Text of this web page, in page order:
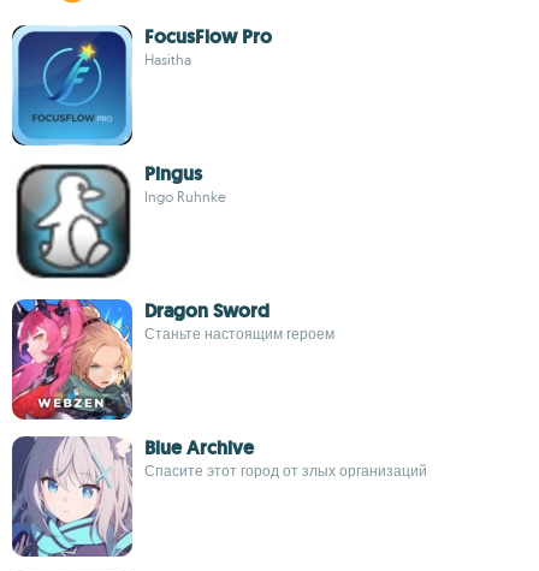
FocusFlow Pro
Hasitha
Pingus
Ingo Ruhnke
Dragon Sword
Станьте настоящим героем
Blue Archive
Спасите этот город от злых организаций